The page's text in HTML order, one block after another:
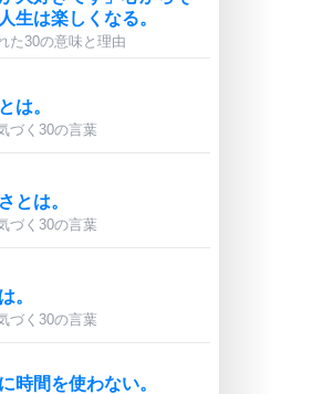
生は楽しくなる。
た30の意味と理由
は。
づく30の言葉
とは。
づく30の言葉
。
づく30の言葉
時間を使わない。